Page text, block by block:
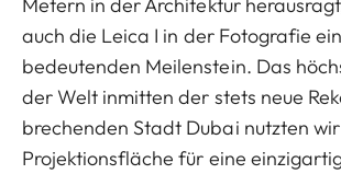
auch die Leica I in der Fotografie
bedeutenden Meilenstein. Das
der Welt inmitten der stets neue
brechenden Stadt Dubai nutzten
Projektionsfläche für eine